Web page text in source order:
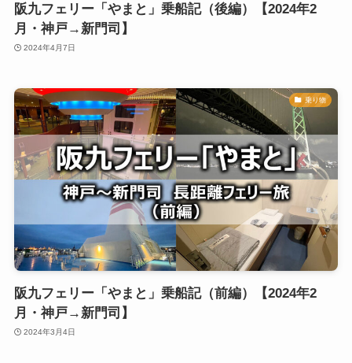
阪九フェリー「やまと」乗船記（後編）【2024年2
月・神戸→新門司】
2024年4月7日
乗り物
阪九フェリー「やまと」乗船記（前編）【2024年2
月・神戸→新門司】
2024年3月4日